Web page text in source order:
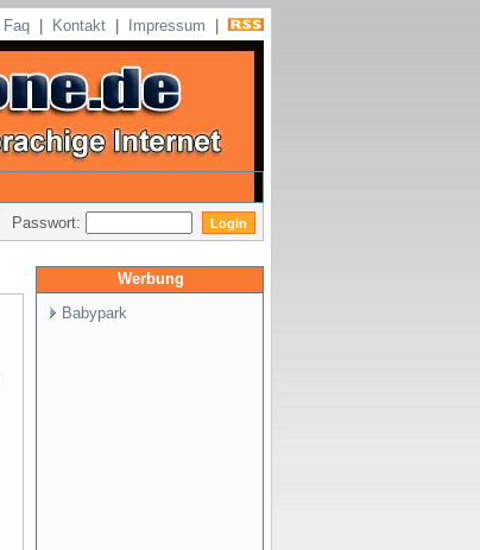
Faq Kontakt Impressum
Passwort:
Werbung
Babypark